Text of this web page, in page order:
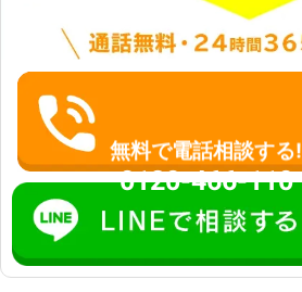
無料で電話相談する!
0120-466-110